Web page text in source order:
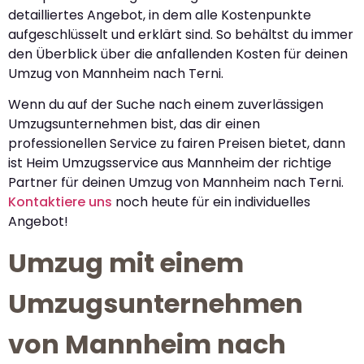
detailliertes Angebot, in dem alle Kostenpunkte
aufgeschlüsselt und erklärt sind. So behältst du immer
den Überblick über die anfallenden Kosten für deinen
Umzug von Mannheim nach Terni.
Wenn du auf der Suche nach einem zuverlässigen
Umzugsunternehmen bist, das dir einen
professionellen Service zu fairen Preisen bietet, dann
ist Heim Umzugsservice aus Mannheim der richtige
Partner für deinen Umzug von Mannheim nach Terni.
Kontaktiere uns noch heute für ein individuelles
Angebot!
Umzug mit einem
Umzugsunternehmen
von Mannheim nach